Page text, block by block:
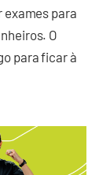
exames para
O
para ficar à